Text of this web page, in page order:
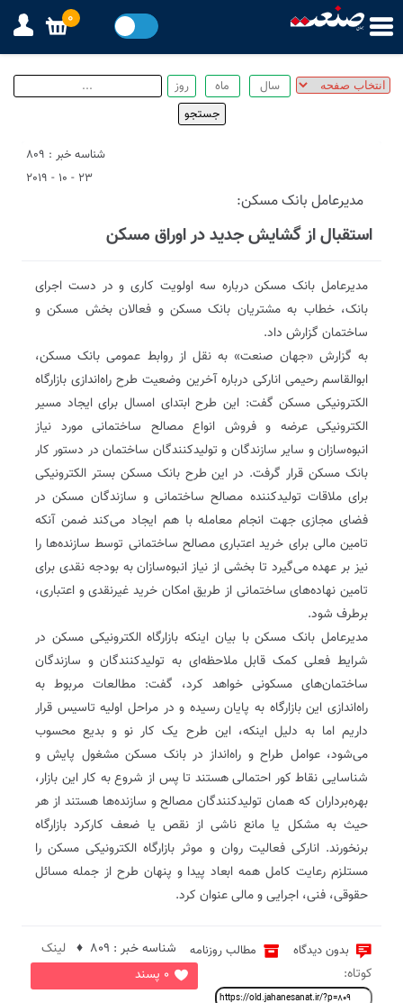
شناسه خبر : 809
23 - 10 - 2019
مدیرعامل بانک مسکن:
استقبال از گشایش جدید در اوراق مسکن
مدیرعامل بانک مسکن درباره سه اولویت کاری و در دست اجرای
بانک، خطاب به مشتریان بانک مسکن و فعالان بخش مسکن و
ساختمان گزارش داد.
به گزارش «جهان صنعت» به نقل از روابط عمومی بانک مسکن،
ابوالقاسم رحیمی انارکی درباره آخرین وضعیت طرح راه‌اندازی بازارگاه
الکترونیکی مسکن گفت: این طرح ابتدای امسال برای ایجاد مسیر
الکترونیکی عرضه و فروش انواع مصالح ساختمانی مورد نیاز
انبوه‌سازان و سایر سازندگان و تولیدکنندگان ساختمان در دستور کار
بانک مسکن قرار گرفت. در این طرح بانک مسکن بستر الکترونیکی
برای ملاقات تولیدکننده مصالح ساختمانی و سازندگان مسکن در
فضای مجازی جهت انجام معامله با هم ایجاد می‌کند ضمن آنکه
تامین مالی برای خرید اعتباری مصالح ساختمانی توسط سازنده‌ها را
نیز بر عهده می‌گیرد تا بخشی از نیاز انبوه‌سازان به بودجه نقدی برای
تامین نهاده‌های ساختمانی از طریق امکان خرید غیرنقدی و اعتباری،
برطرف شود.
مدیرعامل بانک مسکن با بیان اینکه بازارگاه الکترونیکی مسکن در
شرایط فعلی کمک قابل ملاحظه‌ای به تولیدکنندگان و سازندگان
ساختمان‌های مسکونی خواهد کرد، گفت: مطالعات مربوط به
راه‌اندازی این بازارگاه به پایان رسیده و در مراحل اولیه تاسیس قرار
داریم اما به دلیل اینکه، این طرح یک کار نو و بدیع محسوب
می‌شود، عوامل طراح و راه‌انداز در بانک مسکن مشغول پایش و
شناسایی نقاط کور احتمالی هستند تا پس از شروع به کار این بازار،
بهره‌برداران که همان تولیدکنندگان مصالح و سازنده‌ها هستند از هر
حیث به مشکل یا مانع ناشی از نقص یا ضعف کارکرد بازارگاه
برنخورند. انارکی فعالیت روان و موثر بازارگاه الکترونیکی مسکن را
مستلزم رعایت کامل همه ابعاد پیدا و پنهان طرح از جمله مسائل
حقوقی، فنی، اجرایی و مالی عنوان کرد.
بدون دیدگاه مطالب روزنامه
0 پسند
شناسه خبر : 809 ♦
لینک
کوتاه:
0